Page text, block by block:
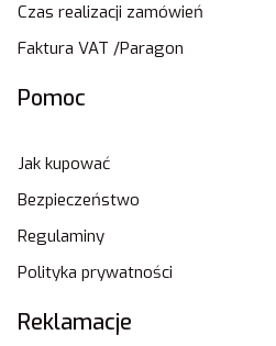
Czas realizacji zamówień
Faktura VAT /Paragon
Pomoc
Jak kupować
Bezpieczeństwo
Regulaminy
Polityka prywatności
Reklamacje